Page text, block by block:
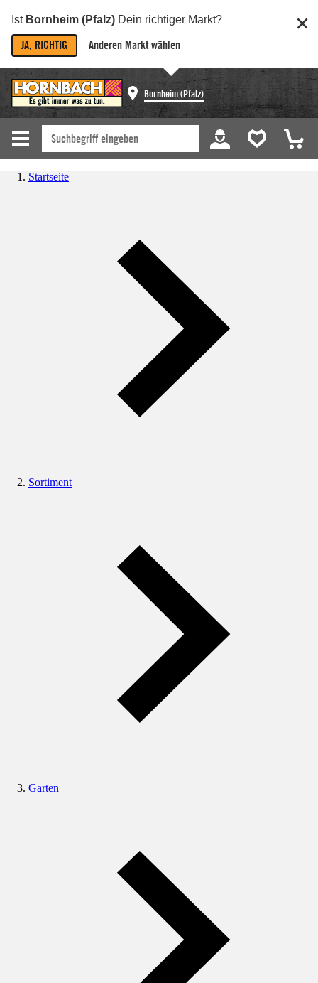
Ist Bornheim (Pfalz) Dein richtiger Markt?
JA, RICHTIG Anderen Markt wählen
Bornheim (Pfalz)
Startseite
Sortiment
Garten